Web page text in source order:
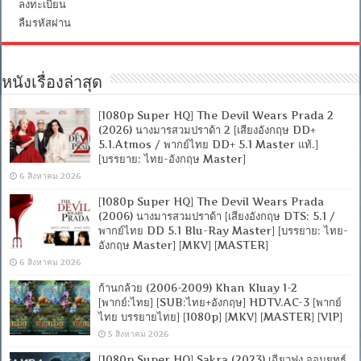
ลงทะเบียน
ลืมรหัสผ่าน
หนังเรื่องล่าสุด
[1080p Super HQ] The Devil Wears Prada 2
(2026) นางมารสวมปราด้า 2 [เสียงอังกฤษ DD+
5.1.Atmos / พากย์ไทย DD+ 5.1 Master แท้.]
[บรรยาย: ไทย-อังกฤษ Master]
6 สิงหาคม 2026
[1080p Super HQ] The Devil Wears Prada
(2006) นางมารสวมปราด้า [เสียงอังกฤษ DTS: 5.1 /
พากย์ไทย DD 5.1 Blu-Ray Master] [บรรยาย: ไทย-
อังกฤษ Master] [MKV] [MASTER]
6 สิงหาคม 2026
ก้านกล้วย (2006-2009) Khan Kluay 1-2
[พากย์:ไทย] [SUB:ไทย+อังกฤษ] HDTV.AC-3 [พากย์
ไทย บรรยายไทย] [1080p] [MKV] [MASTER] [VIP]
5 สิงหาคม 2026